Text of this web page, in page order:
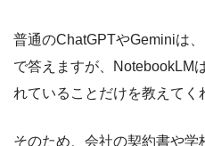
普通のChatGPTやGeminiは
で答えますが、NotebookLM
れていることだけを教えてく
そのため、会社の契約書や